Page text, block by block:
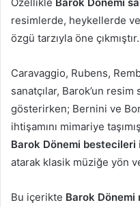
resimlerde, heykellerde
özgü tarzıyla öne çıkmıştır.
Caravaggio, Rubens,
sanatçılar, Barok’un resim
gösterirken; Bernini ve
ihtişamını mimariye
Barok Dönemi bestecileri
atarak klasik müziğe yön
Bu içerikte Barok Dönemi